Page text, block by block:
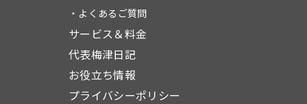
・よくあるご質問
サービス＆料金
代表梅津日記
お役立ち情報
プライバシーポリシー